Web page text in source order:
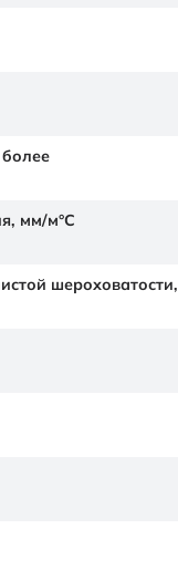
мм/м°С
шероховатости,